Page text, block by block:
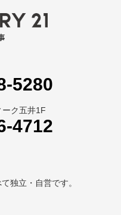
5280
ク五井1F
4712
独立・自営です。